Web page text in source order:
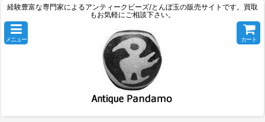
経験豊富な専門家によるアンティークビーズ/とんぼ玉の販売サイトです。買取
もお気軽にご相談下さい。
メニュー カート